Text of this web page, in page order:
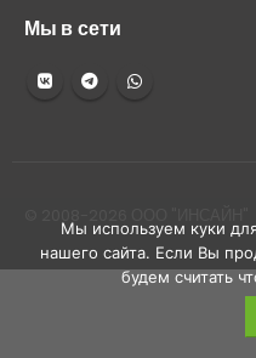
Мы в сети
Мы используем куки
нашего сайта. Если Вы
будем считать